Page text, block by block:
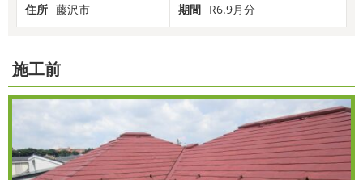
住所 藤沢市 期間 R6.9月分
施工前